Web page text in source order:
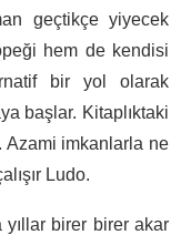
geçtikçe yiyecek
hem de kendisi
bir yol olarak
başlar. Kitaplıktaki
Azami imkanlarla ne
Ludo.
birer birer akar